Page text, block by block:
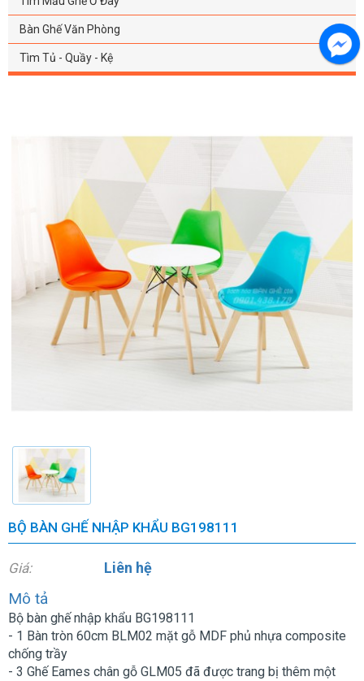
Bàn Ghế Văn Phòng
Tìm Tủ - Quầy - Kệ
BỘ BÀN GHẾ NHẬP KHẨU BG198111
Giá: Liên hệ
Mô tả
Bộ bàn ghế nhập khẩu BG198111
- 1 Bàn tròn 60cm BLM02 mặt gỗ MDF phủ nhựa composite
chống trầy
- 3 Ghế Eames chân gỗ GLM05 đã được trang bị thêm một